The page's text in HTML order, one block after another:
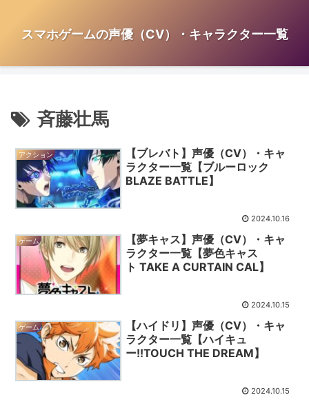
スマホゲームの声優（CV）・キャラクター一覧
斉藤壮馬
アクション
【ブレバト】声優（CV）・キャ
ラクター一覧【ブルーロック
BLAZE BATTLE】
2024.10.16
ゲーム
【夢キャス】声優（CV）・キャ
ラクター一覧【夢色キャス
ト TAKE A CURTAIN CAL】
2024.10.15
ゲーム
【ハイドリ】声優（CV）・キャ
ラクター一覧【ハイキュ
ー!!TOUCH THE DREAM】
2024.10.15